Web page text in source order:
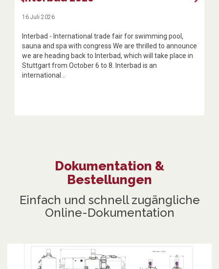
16 Juli 2026
Interbad - International trade fair for swimming pool,
sauna and spa with congress We are thrilled to announce
we are heading back to Interbad, which will take place in
Stuttgart from October 6 to 8. Interbad is an
international...
Dokumentation &
Bestellungen
Einfach und schnell zugängliche
Online-Dokumentation